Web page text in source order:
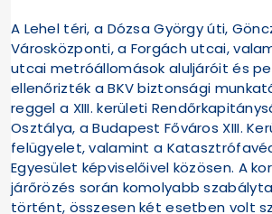
A Lehel téri, a Dózsa György úti,
Városközponti, a Forgách utcai,
utcai metróállomások aluljáróit és
ellenőrizték a BKV biztonsági
reggel a XIII. kerületi
Osztálya, a Budapest Főváros XIII.
felügyelet, valamint a
Egyesület képviselőivel közösen. A
járőrözés során komolyabb
történt, összesen két esetben volt